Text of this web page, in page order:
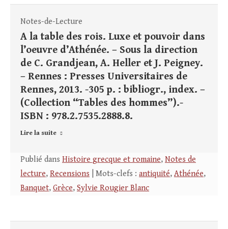
Notes-de-Lecture
A la table des rois. Luxe et pouvoir dans
l’oeuvre d’Athénée. – Sous la direction
de C. Grandjean, A. Heller et J. Peigney.
– Rennes : Presses Universitaires de
Rennes, 2013. -305 p. : bibliogr., index. –
(Collection “Tables des hommes”).-
ISBN : 978.2.7535.2888.8.
Lire la suite
Publié dans Histoire grecque et romaine, Notes de
lecture, Recensions | Mots-clefs : antiquité, Athénée,
Banquet, Grèce, Sylvie Rougier Blanc